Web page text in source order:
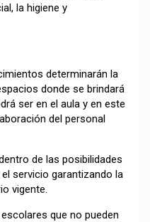
la higiene y
determinarán la
donde se brindará
ser en el aula y en este
del personal
de las posibilidades
servicio garantizando la
vigente.
que no pueden